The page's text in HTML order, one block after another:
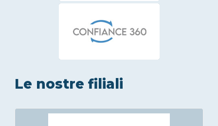
Le nostre filiali